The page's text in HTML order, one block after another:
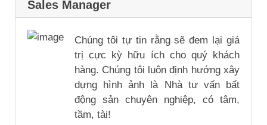
Sales Manager
Chúng tôi tự tin rằng sẽ đem lại giá
trị cực kỳ hữu ích cho quý khách
hàng. Chúng tôi luôn định hướng xây
dựng hình ảnh là Nhà tư vấn bất
động sản chuyên nghiệp, có tâm,
tầm, tài!